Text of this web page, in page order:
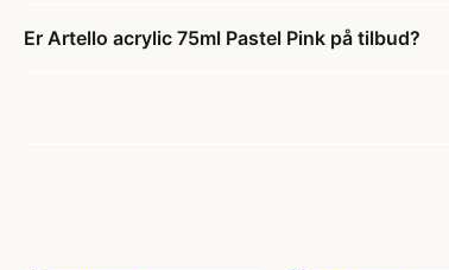
Er Artello acrylic 75ml Pastel Pink på tilbud?